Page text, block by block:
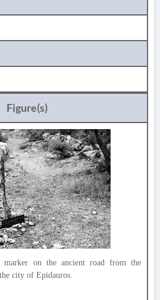
Figure(s)
marker on the ancient road from the
city of Epidauros.